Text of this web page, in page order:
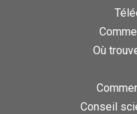
Où
Conseil